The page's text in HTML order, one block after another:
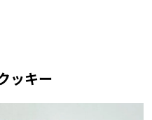
ッキー